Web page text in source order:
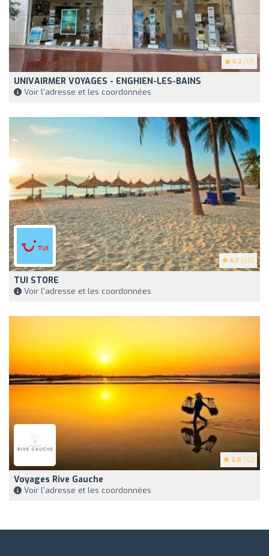
4.2 (17)
UNIVAIRMER VOYAGES - ENGHIEN-LES-BAINS
Voir l'adresse et les coordonnées
4.7 (60)
TUI STORE
Voir l'adresse et les coordonnées
2.6 (12)
Voyages Rive Gauche
Voir l'adresse et les coordonnées